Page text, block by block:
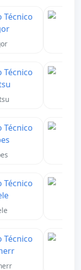
Mitsubishi
Toshiba
Jhonson
Vaillant